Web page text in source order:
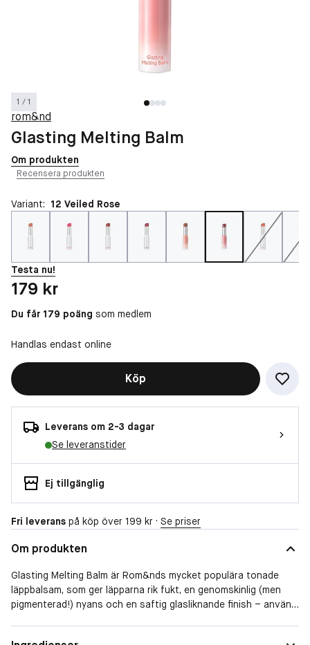
1 / 1
rom&nd
Glasting Melting Balm
Om produkten
Recensera produkten
Variant: 12 Veiled Rose
Testa nu!
Pris: 179 kr
179 kr
Du får 179 poäng som medlem
Handlas endast online
Köp
Leverans om 2-3 dagar
Se leveranstider
Ej tillgänglig
Fri leverans på köp över 199 kr · Se priser
Om produkten
Glasting Melting Balm är Rom&nds mycket populära tonade
läppbalsam, som ger läpparna rik fukt, en genomskinlig (men
pigmenterad!) nyans och en saftig glasliknande finish – använd